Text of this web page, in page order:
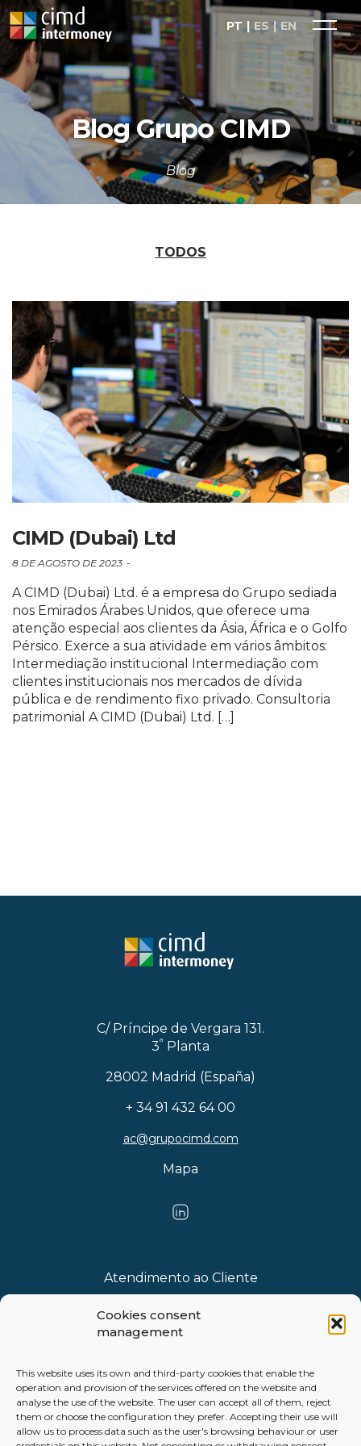
Cookies consent
management
This website uses its own and third-party cookies that enable the
operation and provision of the services offered on the website and
analyse the use of the website. The user can accept all of them, reject
them or choose the configuration they prefer. Accepting their use will
allow us to process data such as the user's browsing behaviour or user
PT ES EN
Blog Grupo CIMD
Blog
TODOS
CIMD (Dubai) Ltd
8 DE AGOSTO DE 2023
A CIMD (Dubai) Ltd. é a empresa do Grupo sediada
nos Emirados Árabes Unidos, que oferece uma
atenção especial aos clientes da Ásia, África e o Golfo
Pérsico. Exerce a sua atividade em vários âmbitos:
Intermediação institucional Intermediação com
clientes institucionais nos mercados de dívida
pública e de rendimento fixo privado. Consultoria
patrimonial A CIMD (Dubai) Ltd. […]
C/ Príncipe de Vergara 131.
3ª Planta
28002 Madrid (España)
+ 34 91 432 64 00
ac@grupocimd.com
Mapa
Atendimento ao Cliente
Whistleblowing Channel
Política de privacidade